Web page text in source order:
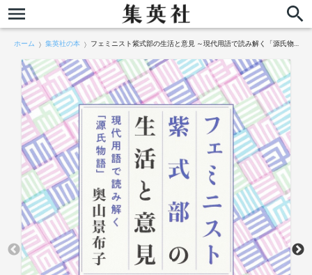
ホーム 集英社の本 フェミニスト紫式部の生活と意見 ～現代用語で読み解く「源氏物語」～